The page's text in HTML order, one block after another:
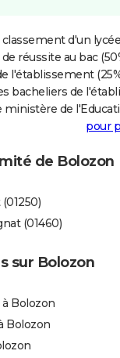
d'un
réussite au bac
l'établissement
bacheliers de
ministère de
pour
de Bolozon
(01460)
sur Bolozon
Bolozon
Bolozon